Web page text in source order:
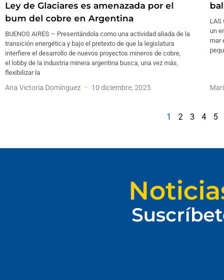
Ley de Glaciares es amenazada por el
bum del cobre en Argentina
BUENOS AIRES – Presentándola como una actividad aliada de la
transición energética y bajo el pretexto de que la legislatura
interfiere el desarrollo de nuevos proyectos mineros de cobre,
el lobby de la industria minera argentina busca, una vez más,
flexibilizar la
Ana Victoria Domínguez 10 diciembre, 2025
LAS
un
mar
1 2 3 4 5